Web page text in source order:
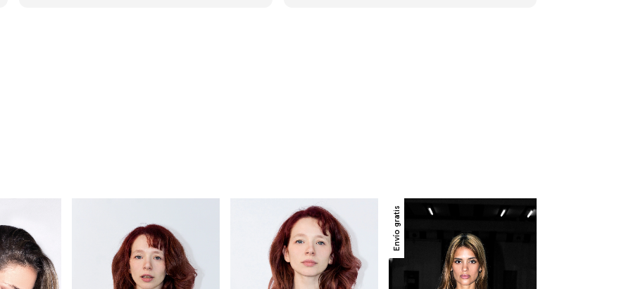
Envío gratis